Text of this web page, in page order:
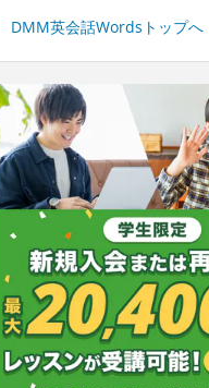
DMM英会話Wordsトップへ